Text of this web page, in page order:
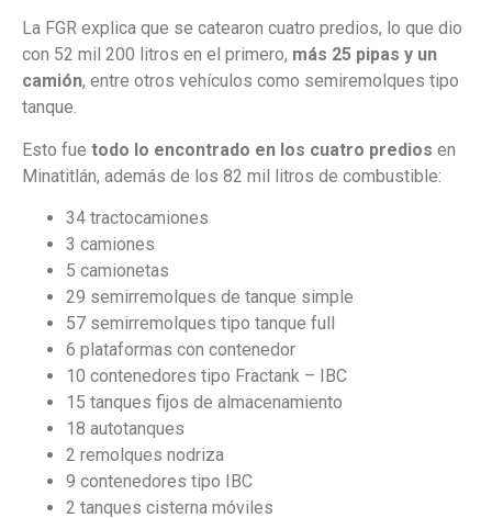
La FGR explica que se catearon cuatro predios, lo que dio
con 52 mil 200 litros en el primero, más 25 pipas y un
camión, entre otros vehículos como semiremolques tipo
tanque.
Esto fue todo lo encontrado en los cuatro predios en
Minatitlán, además de los 82 mil litros de combustible:
34 tractocamiones
3 camiones
5 camionetas
29 semirremolques de tanque simple
57 semirremolques tipo tanque full
6 plataformas con contenedor
10 contenedores tipo Fractank – IBC
15 tanques fijos de almacenamiento
18 autotanques
2 remolques nodriza
9 contenedores tipo IBC
2 tanques cisterna móviles